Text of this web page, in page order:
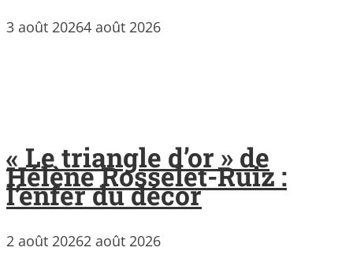
3 août 20264 août 2026
« Le triangle d’or » de
Hélène Rosselet-Ruiz :
l’enfer du décor
2 août 20262 août 2026